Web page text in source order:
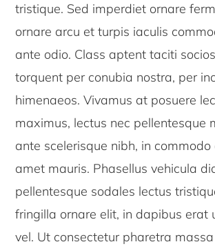
tristique. Sed imperdiet ornare
ornare arcu et turpis iaculis
ante odio. Class aptent taciti
torquent per conubia nostra, per
himenaeos. Vivamus at posuere
maximus, lectus nec pellentesque
ante scelerisque nibh, in
amet mauris. Phasellus vehicula
pellentesque sodales lectus
fringilla ornare elit, in dapibus erat
vel. Ut consectetur pharetra